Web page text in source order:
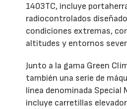
1403TC, incluye
radiocontrolados
condiciones extremas,
altitudes y entornos
Junto a la gama Green
también una serie de
línea denominada Special
incluye carretillas